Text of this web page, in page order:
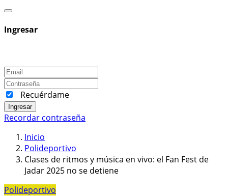
Ingresar
Recuérdame
Ingresar
Recordar contraseña
Inicio
Polideportivo
Clases de ritmos y música en vivo: el Fan Fest de
Jadar 2025 no se detiene
Polideportivo